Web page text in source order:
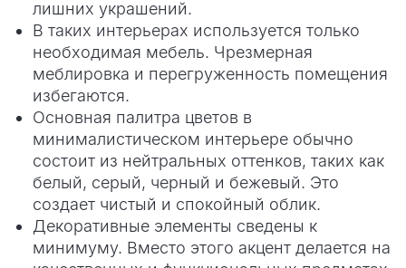
лишних украшений.
В таких интерьерах используется только
необходимая мебель. Чрезмерная
меблировка и перегруженность помещения
избегаются.
Основная палитра цветов в
минималистическом интерьере обычно
состоит из нейтральных оттенков, таких как
белый, серый, черный и бежевый. Это
создает чистый и спокойный облик.
Декоративные элементы сведены к
минимуму. Вместо этого акцент делается на